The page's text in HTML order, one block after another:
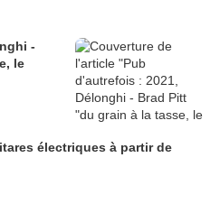
-
le
électriques à partir de